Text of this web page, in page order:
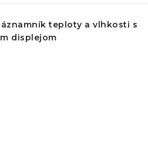
teploty a vlhkosti s
displejom